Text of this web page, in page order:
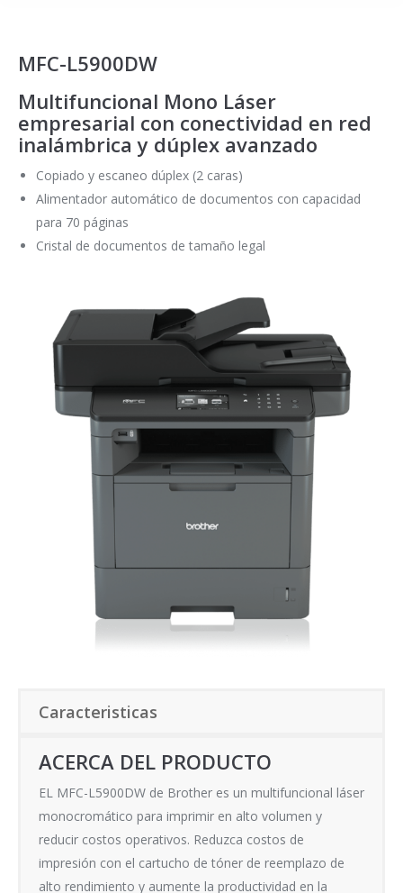
MFC-L5900DW
Multifuncional Mono Láser
empresarial con conectividad en red
inalámbrica y dúplex avanzado
Copiado y escaneo dúplex (2 caras)
Alimentador automático de documentos con capacidad
para 70 páginas
Cristal de documentos de tamaño legal
Caracteristicas
ACERCA DEL PRODUCTO
EL MFC-L5900DW de Brother es un multifuncional láser
monocromático para imprimir en alto volumen y
reducir costos operativos. Reduzca costos de
impresión con el cartucho de tóner de reemplazo de
alto rendimiento y aumente la productividad en la